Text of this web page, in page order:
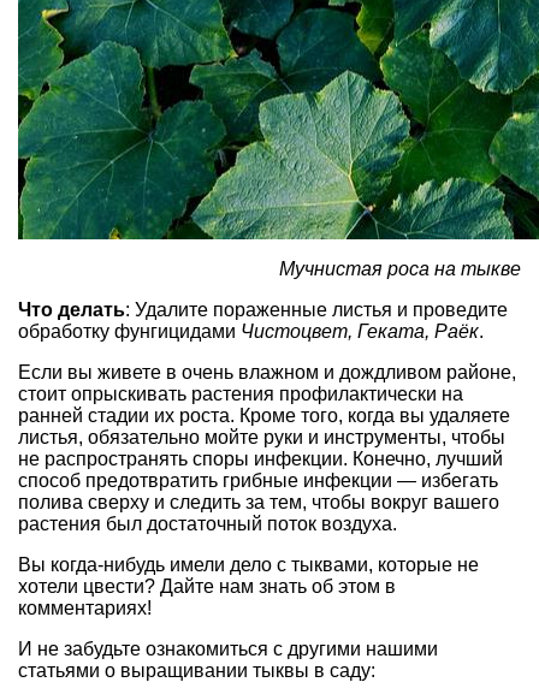
Мучнистая роса на тыкве
Что делать: Удалите пораженные листья и проведите
обработку фунгицидами Чистоцвет, Геката, Раёк.
Если вы живете в очень влажном и дождливом районе,
стоит опрыскивать растения профилактически на
ранней стадии их роста. Кроме того, когда вы удаляете
листья, обязательно мойте руки и инструменты, чтобы
не распространять споры инфекции. Конечно, лучший
способ предотвратить грибные инфекции — избегать
полива сверху и следить за тем, чтобы вокруг вашего
растения был достаточный поток воздуха.
Вы когда-нибудь имели дело с тыквами, которые не
хотели цвести? Дайте нам знать об этом в
комментариях!
И не забудьте ознакомиться с другими нашими
статьями о выращивании тыквы в саду: